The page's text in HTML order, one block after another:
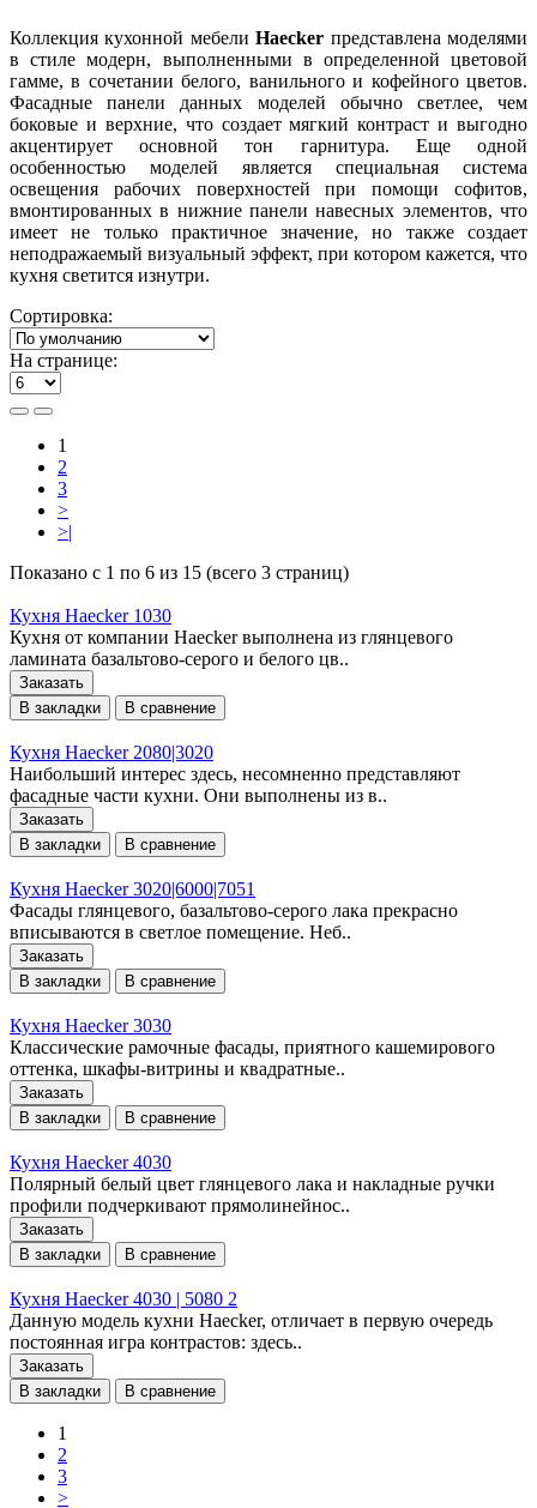
Коллекция кухонной мебелиHaecker представлена моделями
в стиле модерн, выполненными в определенной цветовой
гамме, в сочетании белого, ванильного и кофейного цветов.
Фасадные панели данных моделей обычно светлее, чем
боковые и верхние, что создает мягкий контраст и выгодно
акцентирует основной тон гарнитура. Еще одной
особенностью моделей является специальная система
освещения рабочих поверхностей при помощи софитов,
вмонтированных в нижние панели навесных элементов, что
имеет не только практичное значение, но также создает
неподражаемый визуальный эффект, при котором кажется, что
кухня светится изнутри.
Сортировка:
На странице:
1
2
3
>
>|
Показано с 1 по 6 из 15 (всего 3 страниц)
Кухня Haecker 1030
Кухня от компании Haecker выполнена из глянцевого
ламината базальтово-серого и белого цв..
Заказать
В закладки
В сравнение
Кухня Haecker 2080|3020
Наибольший интерес здесь, несомненно представляют
фасадные части кухни. Они выполнены из в..
Заказать
В закладки
В сравнение
Кухня Haecker 3020|6000|7051
Фасады глянцевого, базальтово-серого лака прекрасно
вписываются в светлое помещение. Неб..
Заказать
В закладки
В сравнение
Кухня Haecker 3030
Классические рамочные фасады, приятного кашемирового
оттенка, шкафы-витрины и квадратные..
Заказать
В закладки
В сравнение
Кухня Haecker 4030
Полярный белый цвет глянцевого лака и накладные ручки
профили подчеркивают прямолинейнос..
Заказать
В закладки
В сравнение
Кухня Haecker 4030 | 5080 2
Данную модель кухни Haecker, отличает в первую очередь
постоянная игра контрастов: здесь..
Заказать
В закладки
В сравнение
1
2
3
>